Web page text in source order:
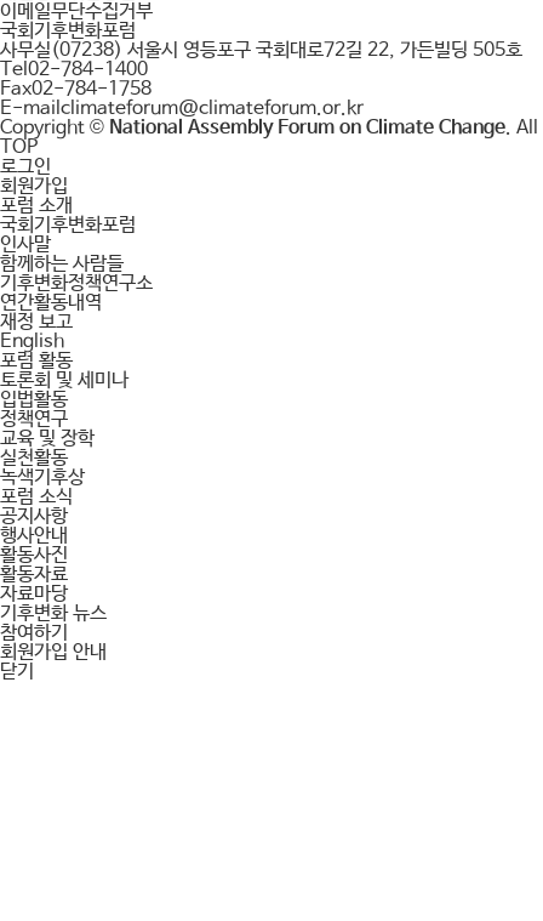
이메일무단수집거부
국회기후변화포럼
사무실(07238) 서울시 영등포구 국회대로72길 22, 가든빌딩 505호
Tel02-784-1400
Fax02-784-1758
E-mailclimateforum@climateforum.or.kr
Copyright © National Assembly Forum on Climate Change. All
TOP
로그인
회원가입
포럼 소개
국회기후변화포럼
인사말
함께하는 사람들
기후변화정책연구소
연간활동내역
재정 보고
English
포럼 활동
토론회 및 세미나
입법활동
정책연구
교육 및 장학
실천활동
녹색기후상
포럼 소식
공지사항
행사안내
활동사진
활동자료
자료마당
기후변화 뉴스
참여하기
회원가입 안내
닫기